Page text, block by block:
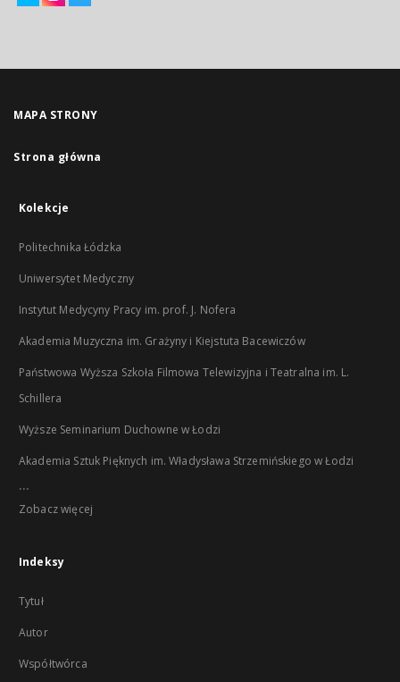
MAPA STRONY
Strona główna
Kolekcje
Politechnika Łódzka
Uniwersytet Medyczny
Instytut Medycyny Pracy im. prof. J. Nofera
Akademia Muzyczna im. Grażyny i Kiejstuta Bacewiczów
Państwowa Wyższa Szkoła Filmowa Telewizyjna i Teatralna im. L.
Schillera
Wyższe Seminarium Duchowne w Łodzi
Akademia Sztuk Pięknych im. Władysława Strzemińskiego w Łodzi
...
Zobacz więcej
Indeksy
Tytuł
Autor
Współtwórca